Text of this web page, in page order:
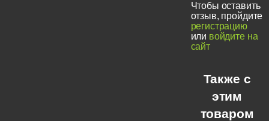
Чтобы оставить
отзыв, пройдите
регистрацию
или войдите на
сайт
Также с
этим
товаром